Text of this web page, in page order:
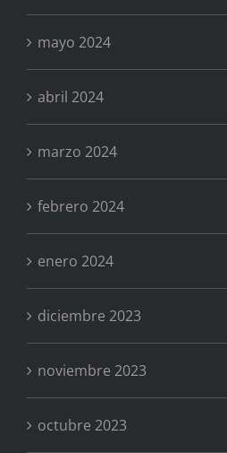
mayo 2024
abril 2024
marzo 2024
febrero 2024
enero 2024
diciembre 2023
noviembre 2023
octubre 2023